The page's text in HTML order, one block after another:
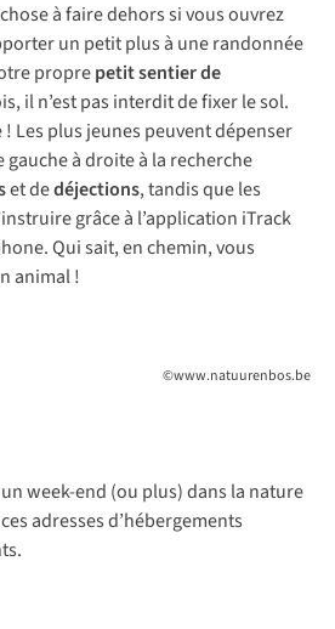
à faire dehors si vous ouvrez
un petit plus à une randonnée
proprepetit sentier de
il n’est pas interdit de fixer le sol.
! Les plus jeunes peuvent dépenser
à droite à la recherche
et dedéjections, tandis que les
grâce à l’application iTrack
Qui sait, en chemin, vous
animal !
©www.natuurenbos.be
week-end (ou plus) dans la nature
ces adressesd’hébergements